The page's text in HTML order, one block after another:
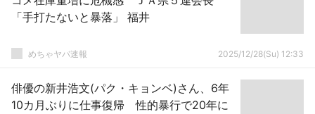
「手打たないと暴落」 福井
めちゃヤバ速報 2025/12/28(Su) 12:33
俳優の新井浩文(パク・キョンベ)さん、6年
10カ月ぶりに仕事復帰 性的暴行で20年に